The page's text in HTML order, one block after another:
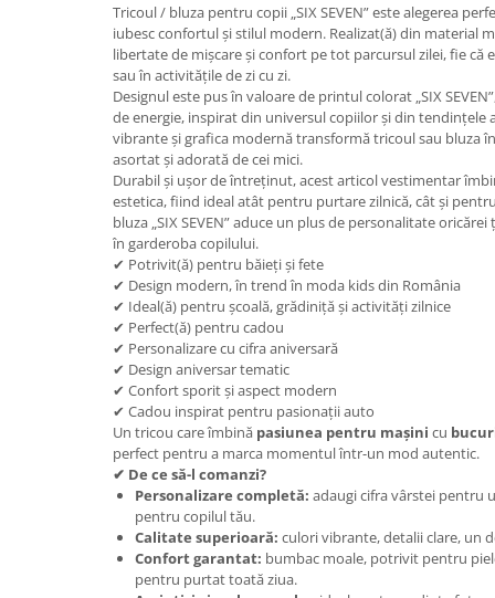
Tricoul / bluza pentru copii „SIX SEVEN” este alegerea
iubesc confortul și stilul modern. Realizat(ă) din material
libertate de mișcare și confort pe tot parcursul zilei, fie că
sau în activitățile de zi cu zi.
Designul este pus în valoare de printul colorat „SIX
de energie, inspirat din universul copiilor și din tendințele
vibrante și grafica modernă transformă tricoul sau bluza
asortat și adorată de cei mici.
Durabil și ușor de întreținut, acest articol vestimentar
estetica, fiind ideal atât pentru purtare zilnică, cât și
bluza „SIX SEVEN” aduce un plus de personalitate
în garderoba copilului.
✔ Potrivit(ă) pentru băieți și fete
✔ Design modern, în trend în moda kids din România
✔ Ideal(ă) pentru școală, grădiniță și activități zilnice
✔ Perfect(ă) pentru cadou
✔ Personalizare cu cifra aniversară
✔ Design aniversar tematic
✔ Confort sporit și aspect modern
✔ Cadou inspirat pentru pasionații auto
Un tricou care îmbină pasiunea pentru mașini cu
perfect pentru a marca momentul într-un mod autentic.
✔ De ce să-l comanzi?
Personalizare completă: adaugi cifra vârstei pentru
pentru copilul tău.
Calitate superioară: culori vibrante, detalii clare, un
Confort garantat: bumbac moale, potrivit pentru
pentru purtat toată ziua.